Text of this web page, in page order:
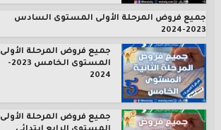
جميع فروض المرحلة الأولى المستوى السادس
2023-2024
جميع فروض المرحلة الأولى
المستوى الخامس 2023-
2024
جميع فروض المرحلة الأولى